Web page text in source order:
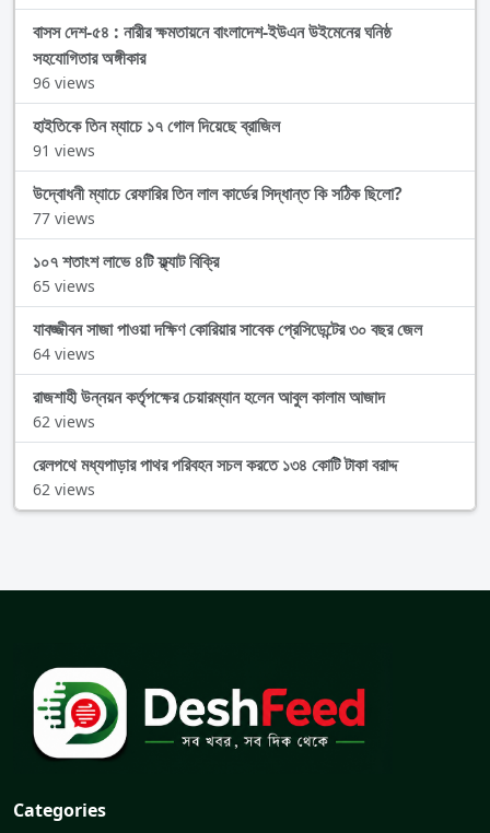
বাসস দেশ-৫৪ : নারীর ক্ষমতায়নে বাংলাদেশ-ইউএন উইমেনের ঘনিষ্ঠ
সহযোগিতার অঙ্গীকার
96 views
হাইতিকে তিন ম্যাচে ১৭ গোল দিয়েছে ব্রাজিল
91 views
উদ্বোধনী ম্যাচে রেফারির তিন লাল কার্ডের সিদ্ধান্ত কি সঠিক ছিলো?
77 views
১০৭ শতাংশ লাভে ৪টি ফ্ল্যাট বিক্রি
65 views
যাবজ্জীবন সাজা পাওয়া দক্ষিণ কোরিয়ার সাবেক প্রেসিডেন্টের ৩০ বছর জেল
64 views
রাজশাহী উন্নয়ন কর্তৃপক্ষের চেয়ারম্যান হলেন আবুল কালাম আজাদ
62 views
রেলপথে মধ্যপাড়ার পাথর পরিবহন সচল করতে ১৩৪ কোটি টাকা বরাদ্দ
62 views
Categories